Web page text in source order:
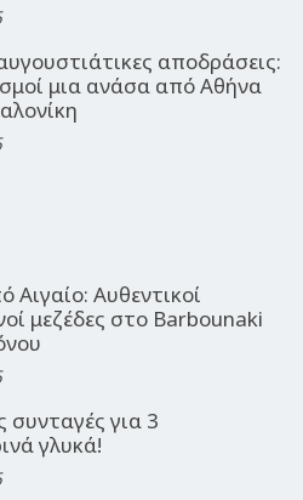
αποδράσεις:
μια ανάσα από Αθήνα
Αιγαίο: Αυθεντικοί
μεζέδες στο Barbounaki
συνταγές για 3
γλυκά!